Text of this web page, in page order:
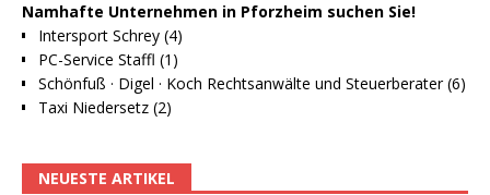
Namhafte Unternehmen in Pforzheim suchen Sie!
Intersport Schrey (4)
PC-Service Staffl (1)
Schönfuß · Digel · Koch Rechtsanwälte und Steuerberater (6)
Taxi Niedersetz (2)
NEUESTE ARTIKEL